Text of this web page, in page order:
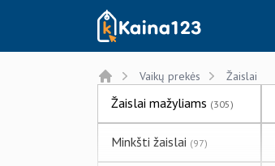
Kaina123.lt
Home
Vaikų prekės Žaislai
Žaislai mažyliams (305)
Minkšti žaislai (97)